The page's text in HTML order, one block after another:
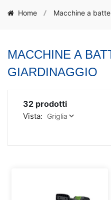
Home Macchine a
MACCHINE A
GIARDINAGGIO
32 prodotti
Vista: